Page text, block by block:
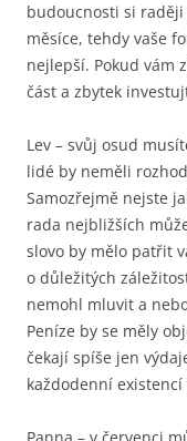
budoucnosti si
měsíce, tehdy vaše
nejlepší. Pokud vám
část a zbytek
Lev – svůj osud
lidé by neměli
Samozřejmě nejste
rada nejbližších
slovo by mělo patřit
o důležitých
nemohl mluvit a
Peníze by se měly
čekají spíše jen
každodenní